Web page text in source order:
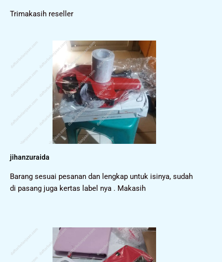
Trimakasih reseller
jihanzuraida
Barang sesuai pesanan dan lengkap untuk isinya, sudah
di pasang juga kertas label nya . Makasih